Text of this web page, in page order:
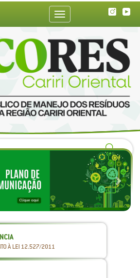
Toggle
navigation
Next